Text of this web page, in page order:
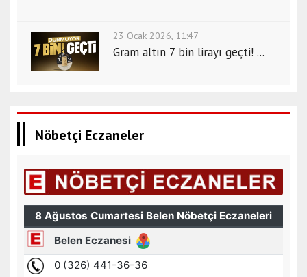
23 Ocak 2026, 11:47
Gram altın 7 bin lirayı geçti! ...
Nöbetçi Eczaneler